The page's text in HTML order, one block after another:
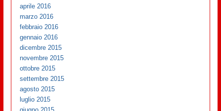
aprile 2016
marzo 2016
febbraio 2016
gennaio 2016
dicembre 2015
novembre 2015
ottobre 2015
settembre 2015
agosto 2015
luglio 2015